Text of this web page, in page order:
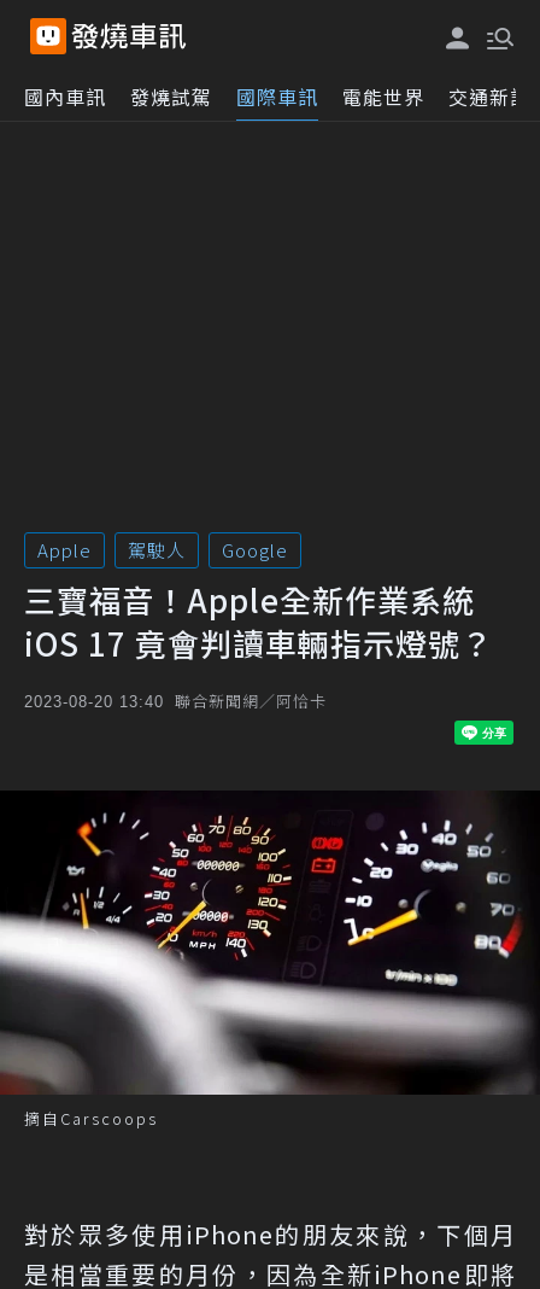
國內車訊 發燒試駕 國際車訊 電能世界 交通新訊
Apple 駕駛人 Google
三寶福音！Apple全新作業系統
iOS 17 竟會判讀車輛指示燈號？
2023-08-20 13:40 聯合新聞網／阿恰卡
摘自Carscoops
對於眾多使用iPhone的朋友來說，下個月
是相當重要的月份，因為全新iPhone即將